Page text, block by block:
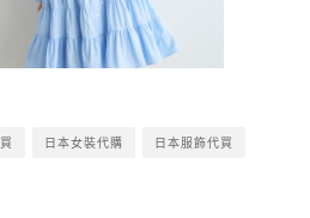
日本女裝代購 日本服飾代買